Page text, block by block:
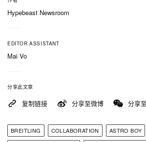
Hypebeast Newsroom
EDITOR ASSISTANT
Mai Vo
分享此文章
复制链接 分享至微博 分享
BREITLING COLLABORATION ASTRO BOY